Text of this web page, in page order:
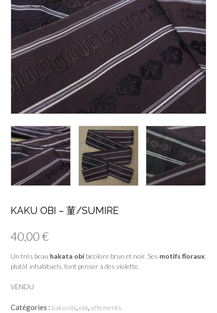
KAKU OBI – 菫/SUMIRE
40,00 €
Un très beau hakata obi bicolore brun et noir. Ses motifs floraux
plutôt inhabituels, font penser à des violette.
VENDU
Catégories : kaku obi obi vêtements